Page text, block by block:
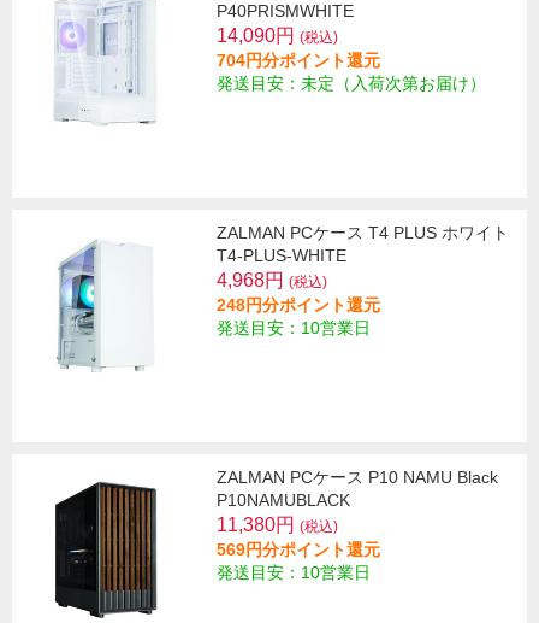
P40PRISMWHITE
14,090円 (税込)
704円分ポイント還元
発送目安：未定（入荷次第お届け）
ZALMAN PCケース T4 PLUS ホワイト
T4-PLUS-WHITE
4,968円 (税込)
248円分ポイント還元
発送目安：10営業日
ZALMAN PCケース P10 NAMU Black
P10NAMUBLACK
11,380円 (税込)
569円分ポイント還元
発送目安：10営業日